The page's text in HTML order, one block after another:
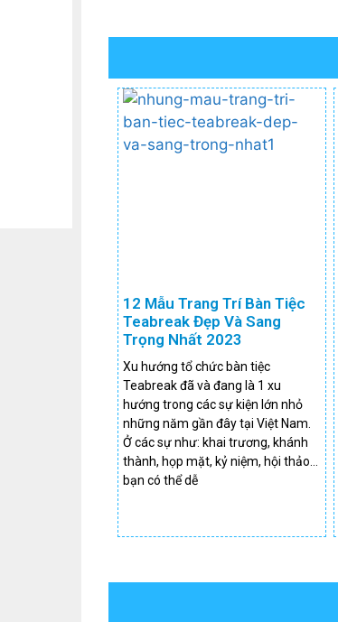
12 Mẫu Trang Trí Bàn Tiệc
Teabreak Đẹp Và Sang
Trọng Nhất 2023
Xu hướng tổ chức bàn tiệc
Teabreak đã và đang là 1 xu
hướng trong các sự kiện lớn nhỏ
những năm gần đây tại Việt Nam.
Ở các sự như: khai trương, khánh
thành, họp mặt, kỷ niệm, hội thảo…
bạn có thể dễ